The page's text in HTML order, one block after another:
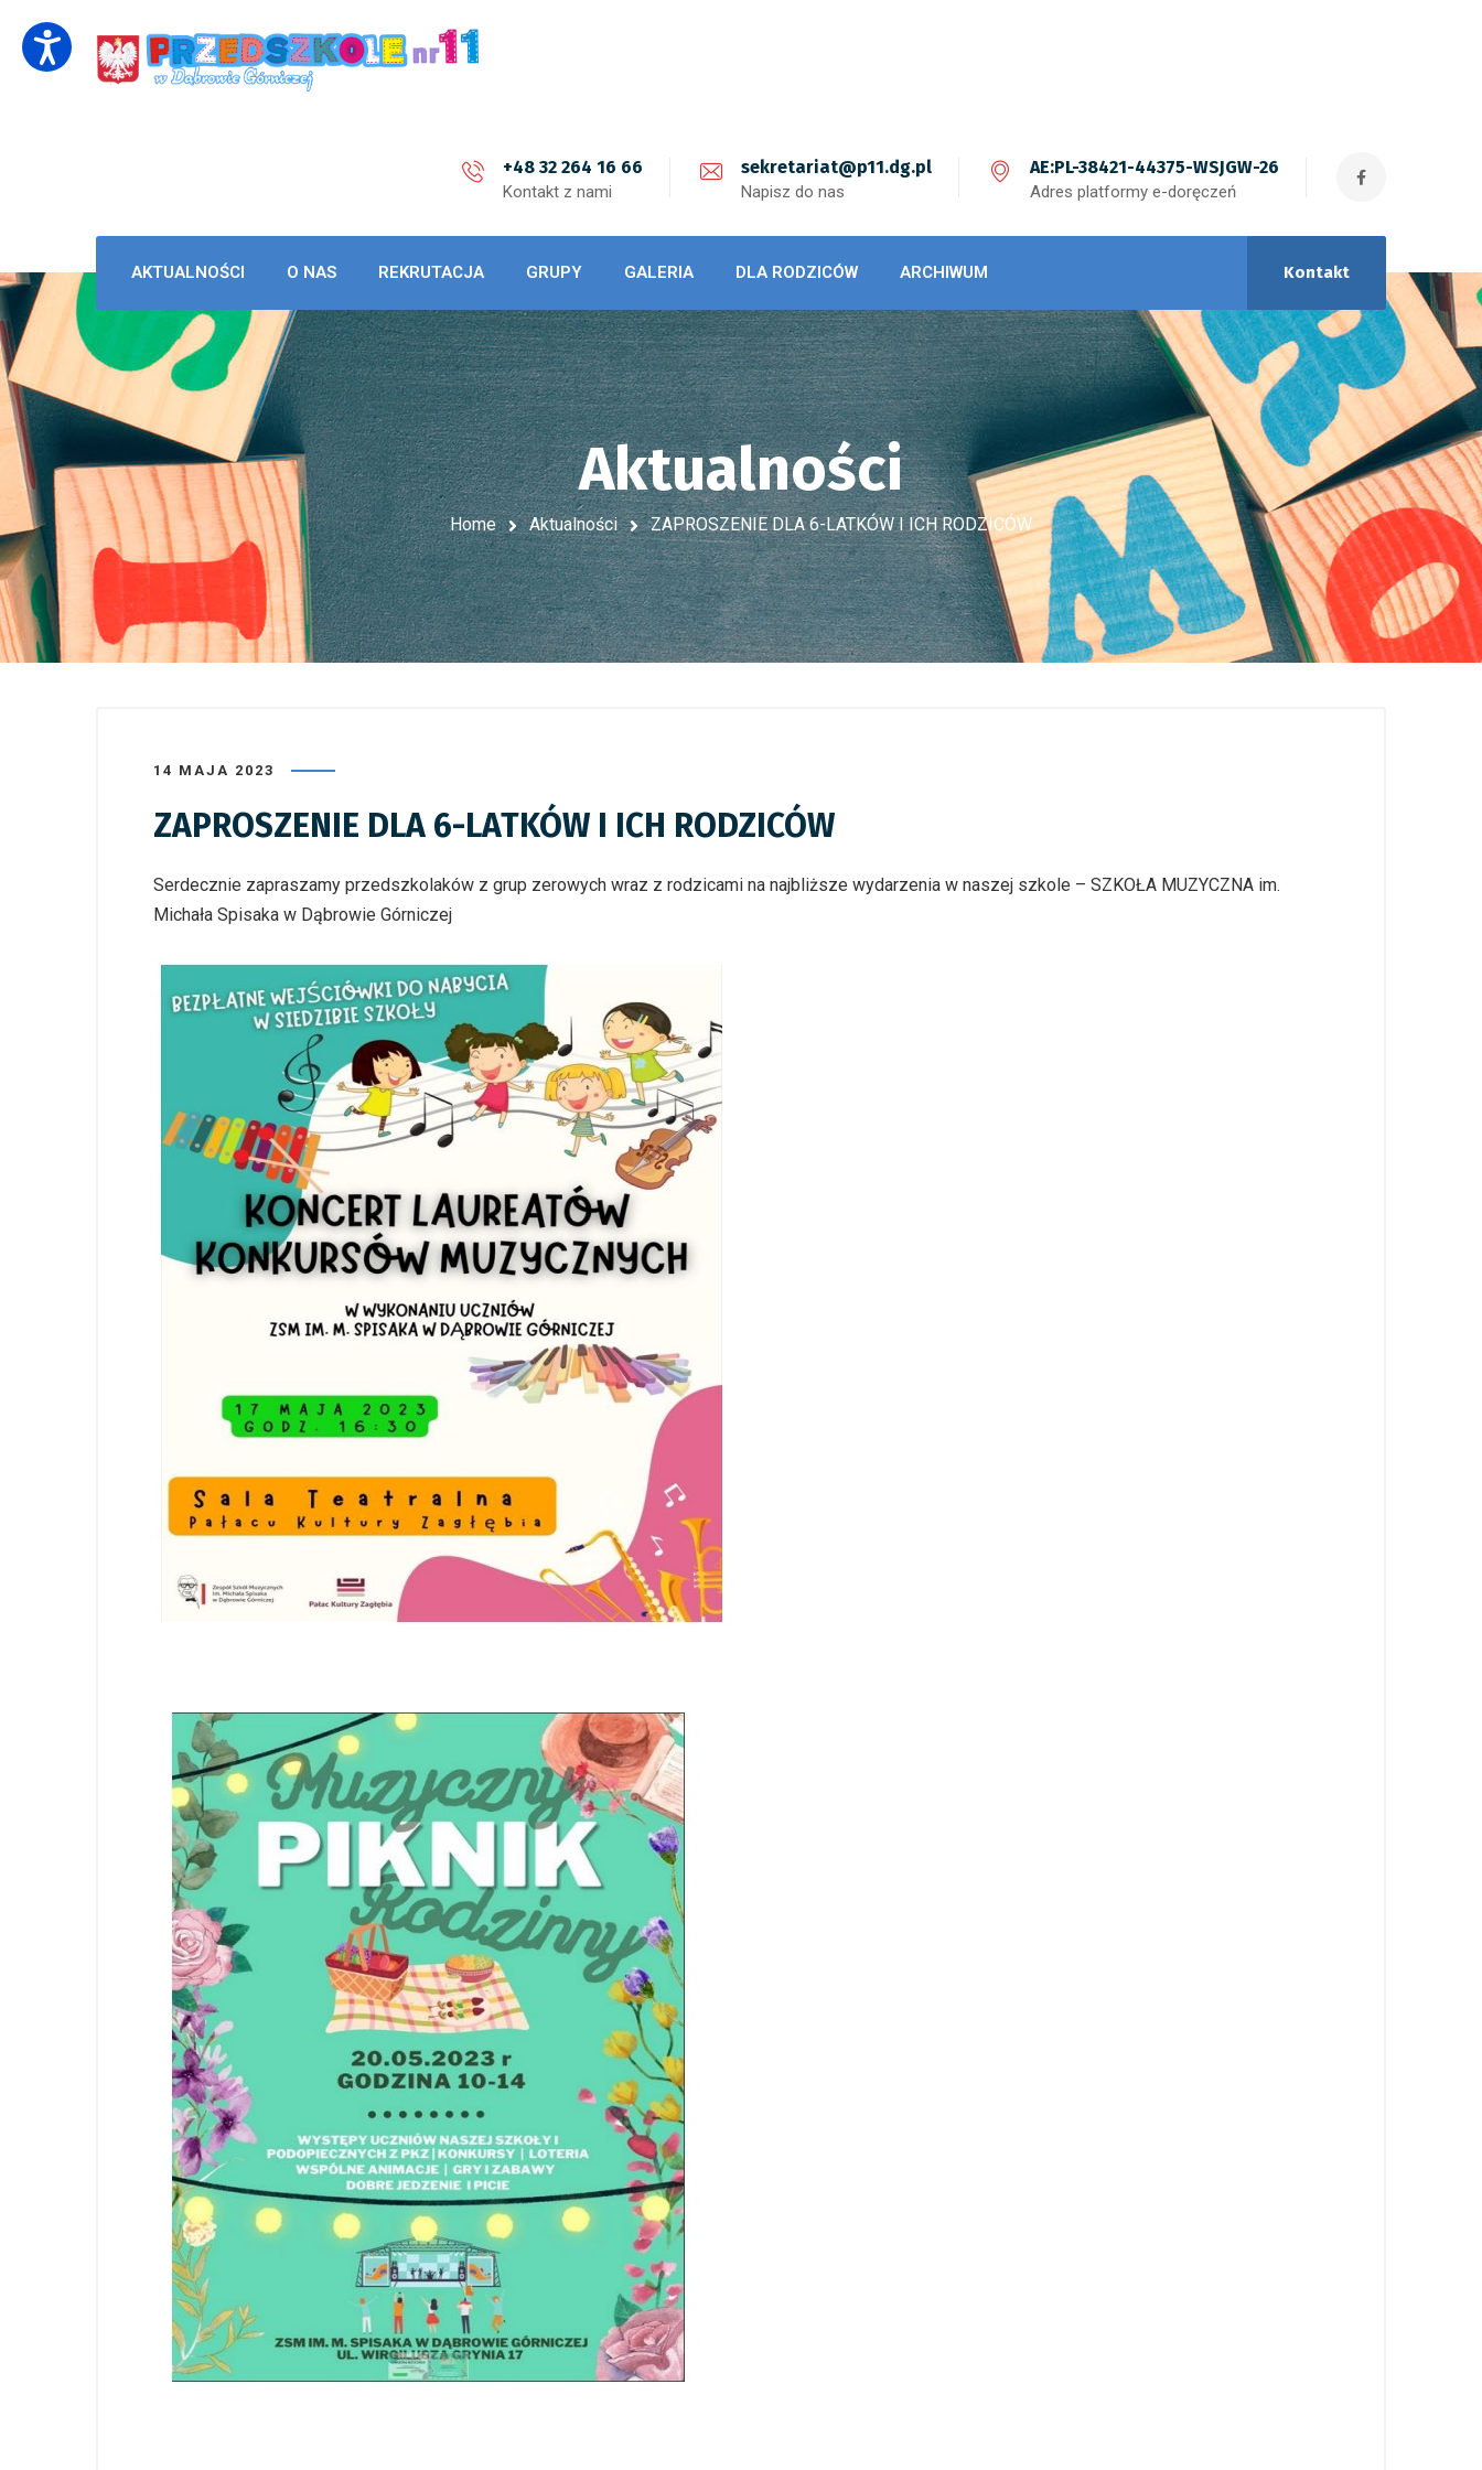
+48 32 264 16 66
Kontakt z nami
sekretariat@p11.dg.pl
Napisz do nas
AE:PL-38421-44375-WSJGW-26
Adres platformy e-doręczeń
Kontakt
AKTUALNOŚCI O NAS REKRUTACJA GRUPY GALERIA DLA RODZICÓW ARCHIWUM
Aktualności
Home Aktualności ZAPROSZENIE DLA 6-LATKÓW I ICH RODZICÓW
14 MAJA 2023
ZAPROSZENIE DLA 6-LATKÓW I ICH RODZICÓW
Serdecznie zapraszamy przedszkolaków z grup zerowych wraz z rodzicami na najbliższe wydarzenia w naszej szkole – SZKOŁA MUZYCZNA im.
Michała Spisaka w Dąbrowie Górniczej